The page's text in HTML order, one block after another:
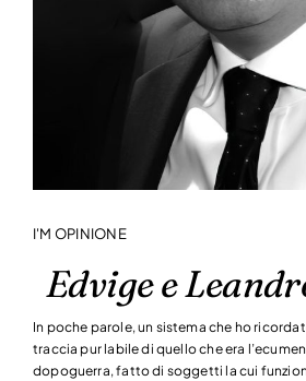
I'M OPINIONE
Edvige e
In poche parole, un sistema che ho
traccia pur labile di quello che era
dopoguerra, fatto di soggetti la cui